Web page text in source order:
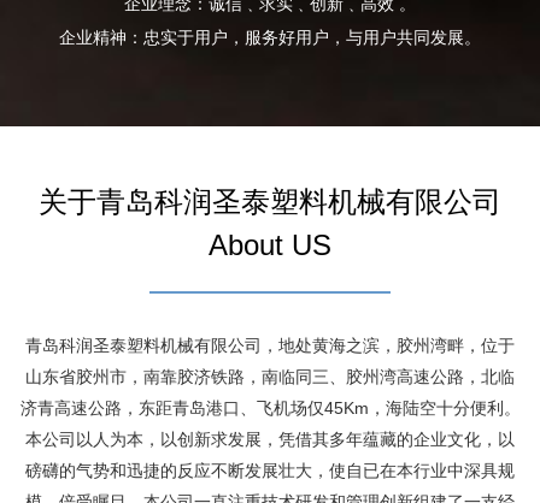
企业精神：忠实于用户，服务好用户，与用户共同发展。
关于青岛科润圣泰塑料机械有限公司
About US
青岛科润圣泰塑料机械有限公司，地处黄海之滨，胶州湾畔，位于
山东省胶州市，南靠胶济铁路，南临同三、胶州湾高速公路，北临
济青高速公路，东距青岛港口、飞机场仅45Km，海陆空十分便利。
本公司以人为本，以创新求发展，凭借其多年蕴藏的企业文化，以
磅礴的气势和迅捷的反应不断发展壮大，使自已在本行业中深具规